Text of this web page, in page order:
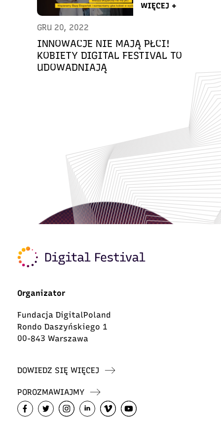
WIĘCEJ +
GRU 20, 2022
INNOWACJE NIE MAJĄ PŁCI!
KOBIETY DIGITAL FESTIVAL TO
UDOWADNIAJĄ
Organizator
Fundacja DigitalPoland
Rondo Daszyńskiego 1
00-843 Warszawa
DOWIEDZ SIĘ WIĘCEJ
POROZMAWIAJMY